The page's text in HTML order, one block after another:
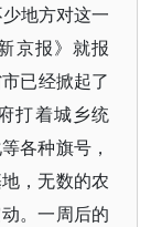
地方对这一
京报》就报
已经掀起了
打着城乡统
各种旗号，
，无数的农
。一周后的